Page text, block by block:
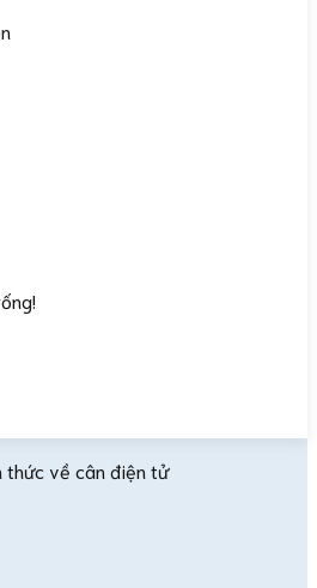
thức về cân điện tử